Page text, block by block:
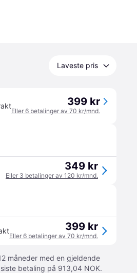
Laveste pris
399 kr
Eller 6 betalinger av 70 kr/mnd.
349 kr
Eller 3 betalinger av 120 kr/mnd.
399 kr
Eller 6 betalinger av 70 kr/mnd.
måneder med en gjeldende
betaling på 913,04 NOK.